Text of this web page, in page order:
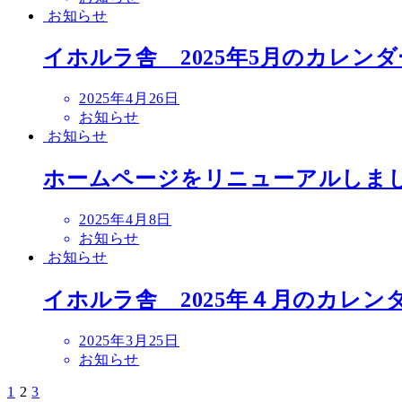
日
お知らせ
イホルラ舎 2025年5月のカレンダ
投
稿
日
2025年4月26日
お知らせ
お知らせ
ホームページをリニューアルしま
投
稿
日
2025年4月8日
お知らせ
お知らせ
イホルラ舎 2025年４月のカレン
投
稿
2025年3月25日
お知らせ
1 2 3